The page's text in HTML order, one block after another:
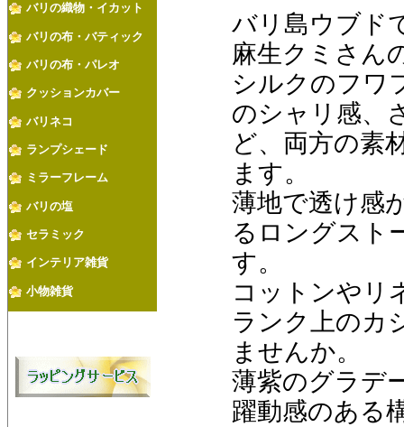
バリの織物・イカット
バリの布・バティック
バリの布・パレオ
クッションカバー
バリネコ
ランプシェード
ミラーフレーム
バリの塩
セラミック
インテリア雑貨
小物雑貨
バリ島ウブド
麻生クミさん
シルクのフワ
のシャリ感、
ど、両方の素
ます。
薄地で透け感
るロングスト
す。
コットンやリ
ランク上のカ
ませんか。
薄紫のグラデ
躍動感のある